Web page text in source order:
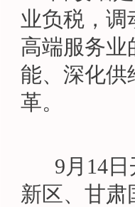
业负税，调
高端服务业
能、深化供
革。
9月 14
新区、甘肃